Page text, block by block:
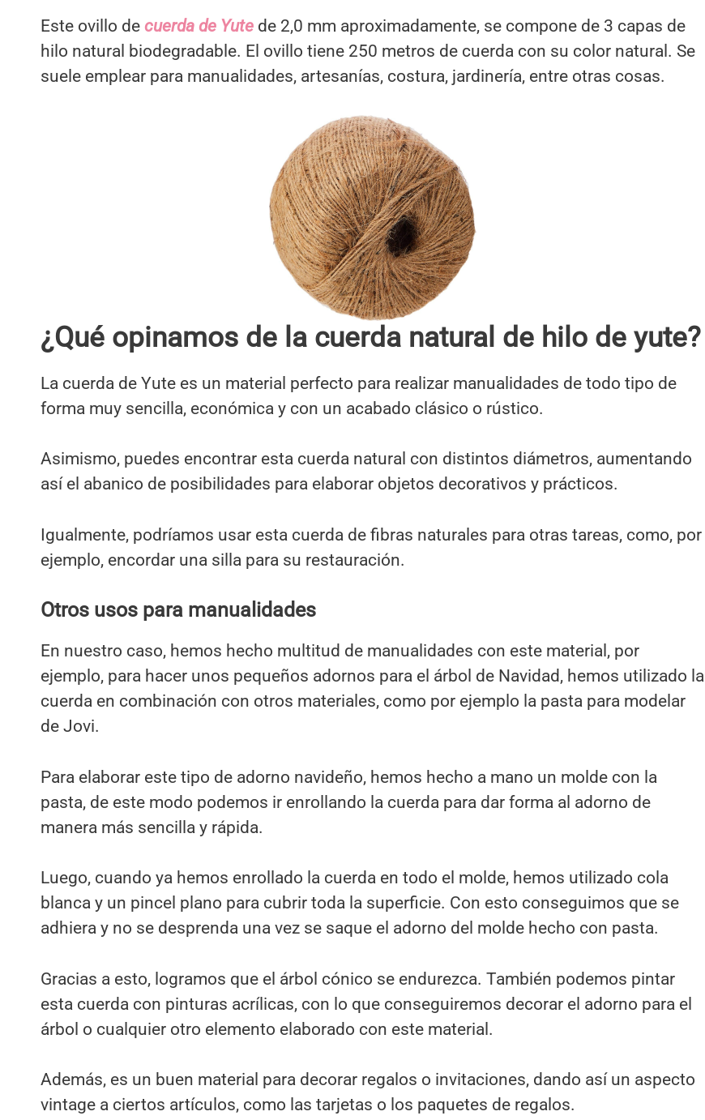
Este ovillo de cuerda de Yute de 2,0 mm aproximadamente, se compone de 3 capas de
hilo natural biodegradable. El ovillo tiene 250 metros de cuerda con su color natural. Se
suele emplear para manualidades, artesanías, costura, jardinería, entre otras cosas.
¿Qué opinamos de la cuerda natural de hilo de yute?
La cuerda de Yute es un material perfecto para realizar manualidades de todo tipo de
forma muy sencilla, económica y con un acabado clásico o rústico.
Asimismo, puedes encontrar esta cuerda natural con distintos diámetros, aumentando
así el abanico de posibilidades para elaborar objetos decorativos y prácticos.
Igualmente, podríamos usar esta cuerda de fibras naturales para otras tareas, como, por
ejemplo, encordar una silla para su restauración.
Otros usos para manualidades
En nuestro caso, hemos hecho multitud de manualidades con este material, por
ejemplo, para hacer unos pequeños adornos para el árbol de Navidad, hemos utilizado la
cuerda en combinación con otros materiales, como por ejemplo la pasta para modelar
de Jovi.
Para elaborar este tipo de adorno navideño, hemos hecho a mano un molde con la
pasta, de este modo podemos ir enrollando la cuerda para dar forma al adorno de
manera más sencilla y rápida.
Luego, cuando ya hemos enrollado la cuerda en todo el molde, hemos utilizado cola
blanca y un pincel plano para cubrir toda la superficie. Con esto conseguimos que se
adhiera y no se desprenda una vez se saque el adorno del molde hecho con pasta.
Gracias a esto, logramos que el árbol cónico se endurezca. También podemos pintar
esta cuerda con pinturas acrílicas, con lo que conseguiremos decorar el adorno para el
árbol o cualquier otro elemento elaborado con este material.
Además, es un buen material para decorar regalos o invitaciones, dando así un aspecto
vintage a ciertos artículos, como las tarjetas o los paquetes de regalos.